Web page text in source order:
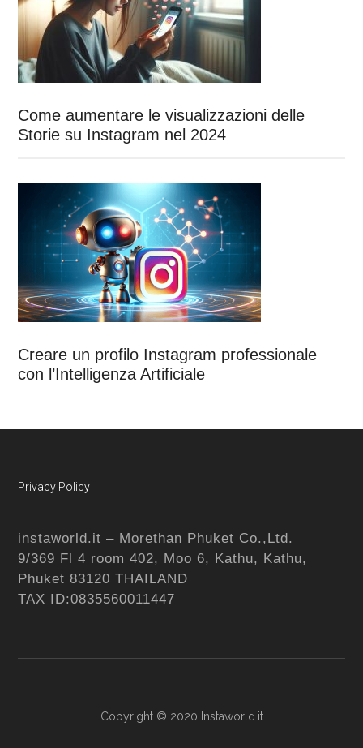
Come aumentare le visualizzazioni delle
Storie su Instagram nel 2024
Creare un profilo Instagram professionale
con l’Intelligenza Artificiale
Footer
Privacy Policy
instaworld.it – Morethan Phuket Co.,Ltd.
9/369 Fl 4 room 402, Moo 6, Kathu, Kathu,
Phuket 83120 THAILAND
TAX ID:0835560011447
Copyright © 2020 Instaworld.it